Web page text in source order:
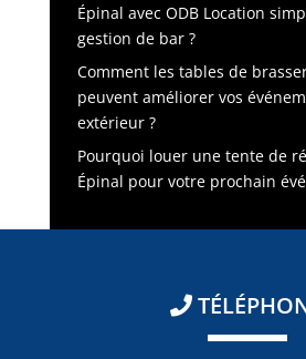
Épinal avec ODB Location
gestion de bar ?
Comment les tables de
peuvent améliorer vos
extérieur ?
Pourquoi louer une tente de
Épinal pour votre prochain